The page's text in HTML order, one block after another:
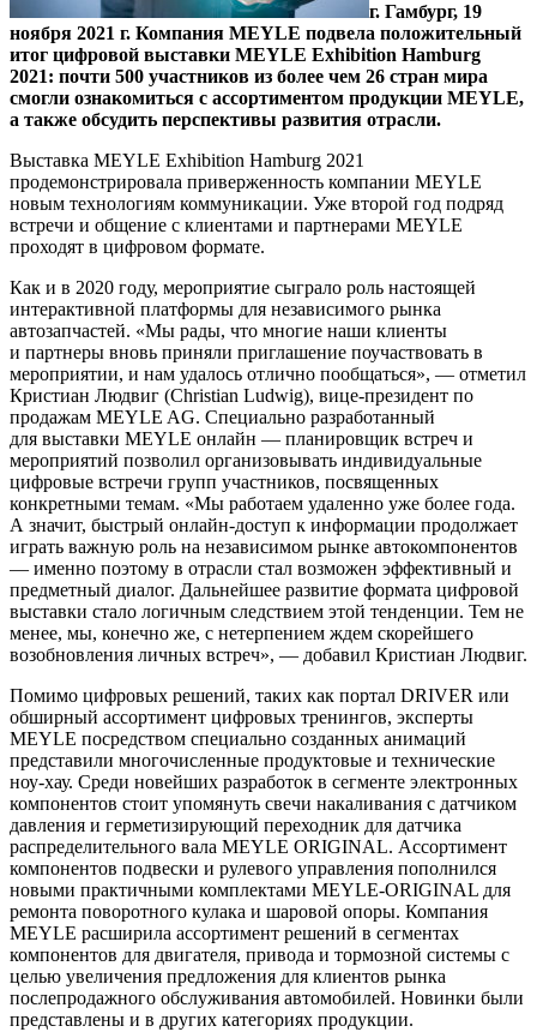
г. Гамбург, 19
ноября 2021 г. Компания MEYLE подвела положительный
итог цифровой выставки MEYLE Exhibition Hamburg
2021: почти 500 участников из более чем 26 стран мира
смогли ознакомиться с ассортиментом продукции MEYLE,
а также обсудить перспективы развития отрасли.
Выставка MEYLE Exhibition Hamburg 2021
продемонстрировала приверженность компании MEYLE
новым технологиям коммуникации. Уже второй год подряд
встречи и общение с клиентами и партнерами MEYLE
проходят в цифровом формате.
Как и в 2020 году, мероприятие сыграло роль настоящей
интерактивной платформы для независимого рынка
автозапчастей. «Мы рады, что многие наши клиенты
и партнеры вновь приняли приглашение поучаствовать в
мероприятии, и нам удалось отлично пообщаться», — отметил
Кристиан Людвиг (Christian Ludwig), вице-президент по
продажам MEYLE AG. Специально разработанный
для выставки MEYLE онлайн — планировщик встреч и
мероприятий позволил организовывать индивидуальные
цифровые встречи групп участников, посвященных
конкретными темам. «Мы работаем удаленно уже более года.
А значит, быстрый онлайн-доступ к информации продолжает
играть важную роль на независимом рынке автокомпонентов
— именно поэтому в отрасли стал возможен эффективный и
предметный диалог. Дальнейшее развитие формата цифровой
выставки стало логичным следствием этой тенденции. Тем не
менее, мы, конечно же, с нетерпением ждем скорейшего
возобновления личных встреч», — добавил Кристиан Людвиг.
Помимо цифровых решений, таких как портал DRIVER или
обширный ассортимент цифровых тренингов, эксперты
MEYLE посредством специально созданных анимаций
представили многочисленные продуктовые и технические
ноу-хау. Среди новейших разработок в сегменте электронных
компонентов стоит упомянуть свечи накаливания с датчиком
давления и герметизирующий переходник для датчика
распределительного вала MEYLE ORIGINAL. Ассортимент
компонентов подвески и рулевого управления пополнился
новыми практичными комплектами MEYLE-ORIGINAL для
ремонта поворотного кулака и шаровой опоры. Компания
MEYLE расширила ассортимент решений в сегментах
компонентов для двигателя, привода и тормозной системы с
целью увеличения предложения для клиентов рынка
послепродажного обслуживания автомобилей. Новинки были
представлены и в других категориях продукции.